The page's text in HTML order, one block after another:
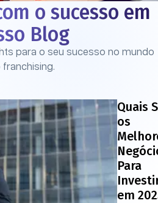
o sucesso em
Blog
para o seu sucesso no mundo
franchising.
Quais
os
Para
em